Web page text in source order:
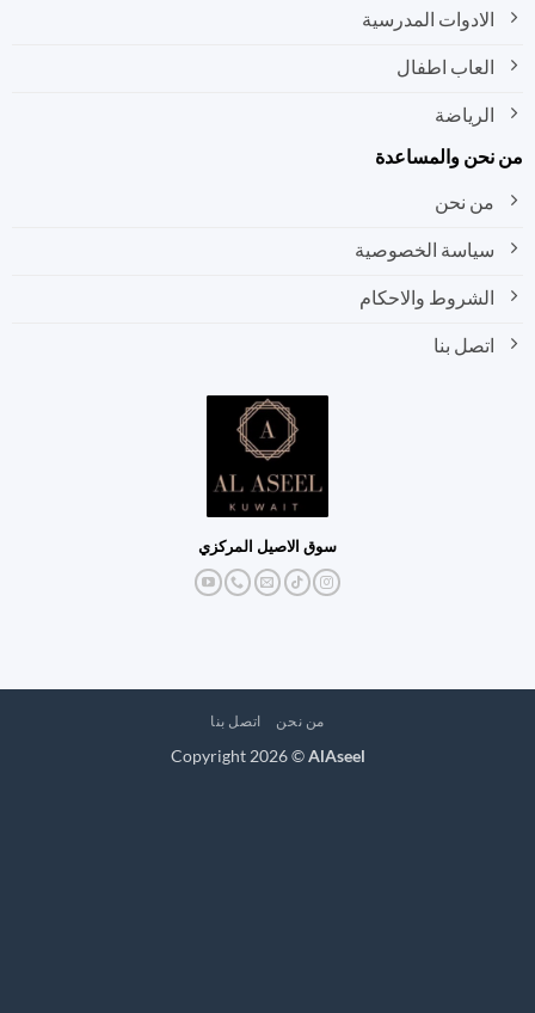
الادوات المدرسية
العاب اطفال
الرياضة
والمساعدة
من نحن
سياسة الخصوصية
الشروط والاحكام
اتصل بنا
سوق الاصيل المركزي
من نحن اتصل بنا
Copyright 2026 ©AlAseel